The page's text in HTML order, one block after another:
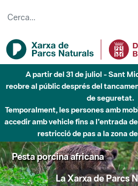
A partir del 31 de juliol - Sant
reobre al públic després del
de seguretat.
Temporalment, les persones amb
accedir amb vehicle fins a l'entrada
restricció de pas a la zona
Pesta porcina africana
La Xarxa de Parcs